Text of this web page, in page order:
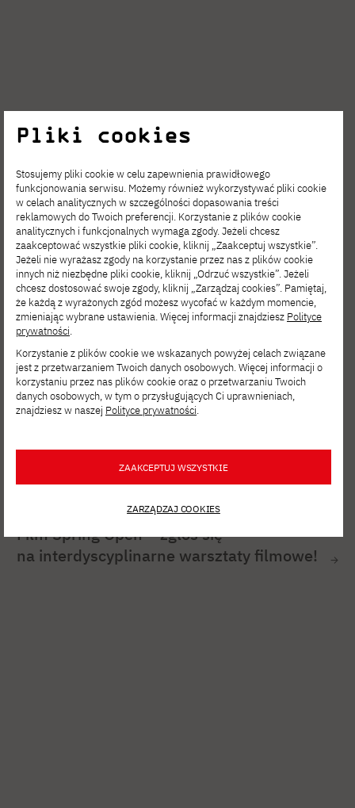
Zobacz inne
aktualności
Film Spring Open – zgłoś się
na interdyscyplinarne warsztaty filmowe!
Pliki cookies
Stosujemy pliki cookie w celu zapewnienia prawidłowego
funkcjonowania serwisu. Możemy również wykorzystywać pliki cookie
w celach analitycznych w szczególności dopasowania treści
reklamowych do Twoich preferencji. Korzystanie z plików cookie
analitycznych i funkcjonalnych wymaga zgody. Jeżeli chcesz
zaakceptować wszystkie pliki cookie, kliknij „Zaakceptuj wszystkie”.
Jeżeli nie wyrażasz zgody na korzystanie przez nas z plików cookie
innych niż niezbędne pliki cookie, kliknij „Odrzuć wszystkie”. Jeżeli
chcesz dostosować swoje zgody, kliknij „Zarządzaj cookies”. Pamiętaj,
że każdą z wyrażonych zgód możesz wycofać w każdym momencie,
zmieniając wybrane ustawienia. Więcej informacji znajdziesz Polityce
prywatności.
Korzystanie z plików cookie we wskazanych powyżej celach związane
jest z przetwarzaniem Twoich danych osobowych. Więcej informacji o
korzystaniu przez nas plików cookie oraz o przetwarzaniu Twoich
danych osobowych, w tym o przysługujących Ci uprawnieniach,
znajdziesz w naszej Polityce prywatności.
ZAAKCEPTUJ WSZYSTKIE
ZARZĄDZAJ COOKIES